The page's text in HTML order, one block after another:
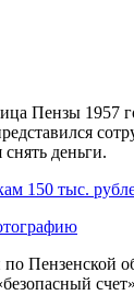
Пензы 1957
деньги.
Пензенской